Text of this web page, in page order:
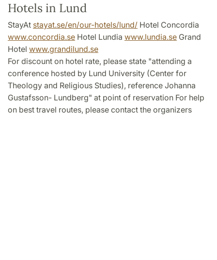
Hotels in Lund
StayAt stayat.se/en/our-hotels/lund/ Hotel Concordia
www.concordia.se Hotel Lundia www.lundia.se Grand
Hotel www.grandilund.se
For discount on hotel rate, please state "attending a
conference hosted by Lund University (Center for
Theology and Religious Studies), reference Johanna
Gustafsson- Lundberg" at point of reservation For help
on best travel routes, please contact the organizers